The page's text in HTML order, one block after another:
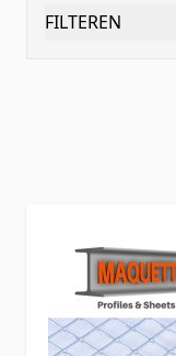
FILTEREN